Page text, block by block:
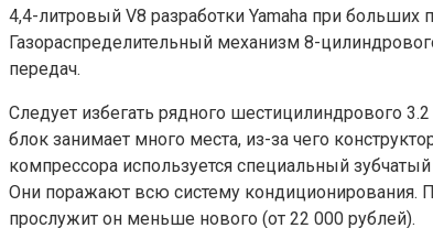
4,4-литровый V8 разработки Yamaha при больших
Газораспределительный механизм 8-
передач.
Следует избегать рядного шестицилиндрового
блок занимает много места, из-за чего
компрессора используется специальный
Они поражают всю систему кондиционирования.
прослужит он меньше нового (от 22 000 рублей).